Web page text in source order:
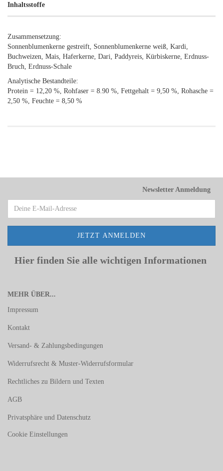
Inhaltsstoffe
Zusammensetzung:
Sonnenblumenkerne gestreift, Sonnenblumenkerne weiß, Kardi,
Buchweizen, Mais, Haferkerne, Dari, Paddyreis, Kürbiskerne, Erdnuss-
Bruch, Erdnuss-Schale
Analytische Bestandteile:
Protein = 12,20 %, Rohfaser = 8.90 %, Fettgehalt = 9,50 %, Rohasche =
2,50 %, Feuchte = 8,50 %
Newsletter Anmeldung
Hier finden Sie alle wichtigen Informationen
MEHR ÜBER...
Impressum
Kontakt
Versand- & Zahlungsbedingungen
Widerrufsrecht & Muster-Widerrufsformular
Rechtliches zu Bildern und Texten
AGB
Privatsphäre und Datenschutz
Cookie Einstellungen